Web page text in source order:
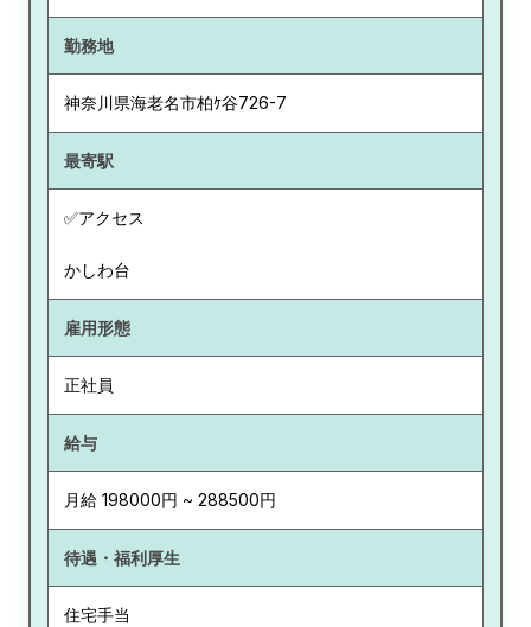
勤務地
神奈川県海老名市柏ｹ谷726-7
最寄駅
✅アクセス
かしわ台
雇用形態
正社員
給与
月給 198000円 ~ 288500円
待遇・福利厚生
住宅手当